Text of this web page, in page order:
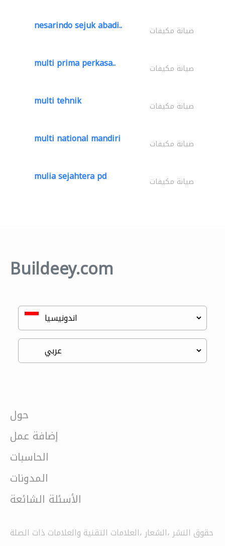
nesarindo sejuk abadi.. صيانة مكيفات
multi prima perkasa.. صيانة مكيفات
multi tehnik صيانة مكيفات
multi national mandiri صيانة مكيفات
mulia sejahtera pd صيانة مكيفات
Buildeey.com
حول
إضافة عمل
الحاسبات
المدونات
الأسئلة الشائعة
حقوق النشر ،الشعار ،العلامات التقنية والعلامات ذات الصلة